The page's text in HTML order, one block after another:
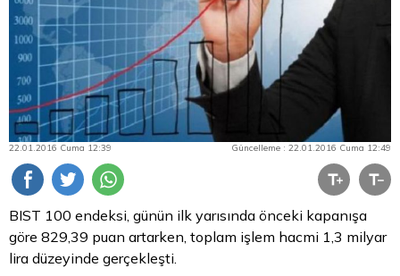
22.01.2016 Cuma 12:39 Güncelleme : 22.01.2016 Cuma 12:49
BIST 100 endeksi, günün ilk yarısında önceki kapanışa
göre 829,39 puan artarken, toplam işlem hacmi 1,3 milyar
lira düzeyinde gerçekleşti.